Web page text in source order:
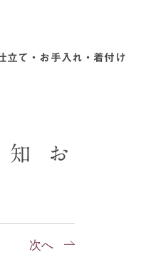
立て・お手入れ・着付け
お
知
次へ